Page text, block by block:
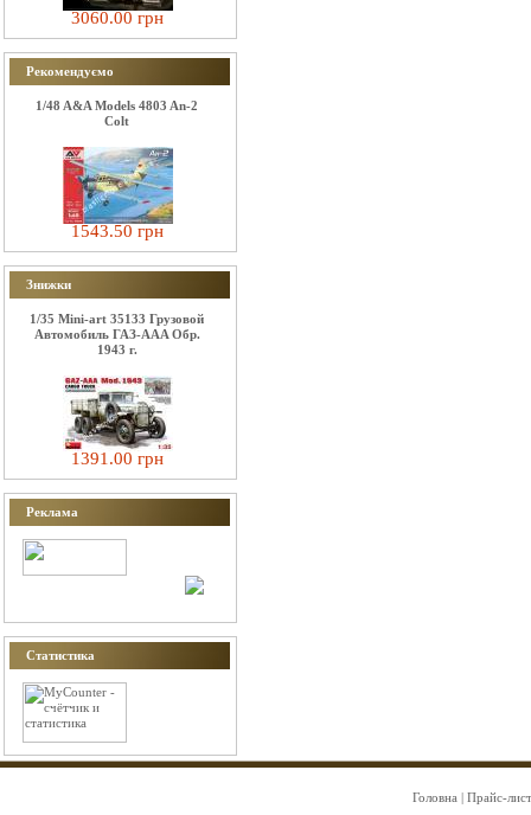
3060.00 грн
Рекомендуємо
1/48 A&A Models 4803 An-2
Colt
1543.50 грн
Знижки
1/35 Mini-art 35133 Грузовой
Автомобиль ГАЗ-AAA Обр.
1943 г.
1391.00 грн
Реклама
Статистика
Головна | Прайс-лист